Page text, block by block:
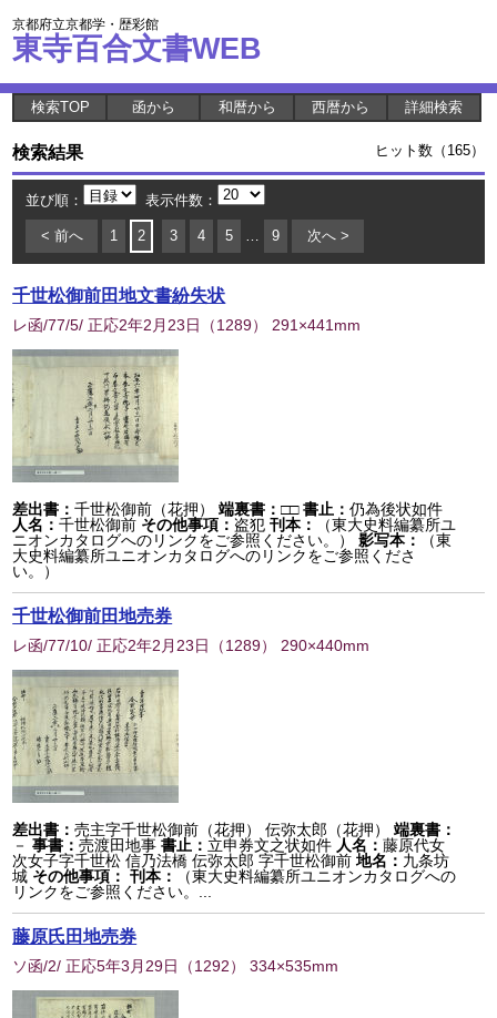
京都府立京都学・歴彩館
東寺百合文書WEB
検索TOP 函から 和暦から 西暦から 詳細検索
検索結果 ヒット数（165）
並び順： 表示件数：
< 前へ 1 2 3 4 5 … 9 次へ >
千世松御前田地文書紛失状
レ函/77/5/ 正応2年2月23日 （1289） 291×441mm
差出書：千世松御前（花押） 端裏書：□□書止：仍為後状如件
人名：千世松御前 その他事項： 盗犯刊本：
（東大史料編纂所ユ
ニオンカタログへのリンクをご参照ください。）
影写本：
（東
大史料編纂所ユニオンカタログへのリンクをご参照くださ
い。）
千世松御前田地売券
レ函/77/10/ 正応2年2月23日 （1289） 290×440mm
差出書：売主字千世松御前（花押） 伝弥太郎（花押）
端裏書：
－事書：売渡田地事 書止： 立申券文之状如件 人名：藤原代女
次女子字千世松 信乃法橋 伝弥太郎 字千世松御前 地名： 九条坊
城 その他事項： 刊本：
（東大史料編纂所ユニオンカタログへの
リンクをご参照ください。...
藤原氏田地売券
ソ函/2/ 正応5年3月29日 （1292） 334×535mm